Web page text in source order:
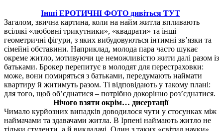
Інші ЕРОТИЧНІ ФОТО дивіться ТУТ
Загалом, звична картина, коли на найм житла впливають
всілякі «любовні трикутники», «квадрати» та інші
геометричні фігури, з яких вибудовуються інтимні зв’язки та
сімейні обставини. Наприклад, молода пара часто шукає
окреме житло, мотивуючи це неможливістю жити далі разом із
батьками. Брокер перепитує в молодят для перестраховки:
може, вони помиряться з батьками, передумають наймати
квартиру й житимуть разом. Ті відповідають у такому плані:
для того, щоб об’єднатися – потрібно докорінно роз’єднатися.
Нічого взяти окрім… дисертації
Чимало курйозних випадків доводилося чути у стосунках між
наймачами та здавачами житла. В Ірпені наймають житло не
тільки студенти, а й викладачі. Один з таких «світил науки»